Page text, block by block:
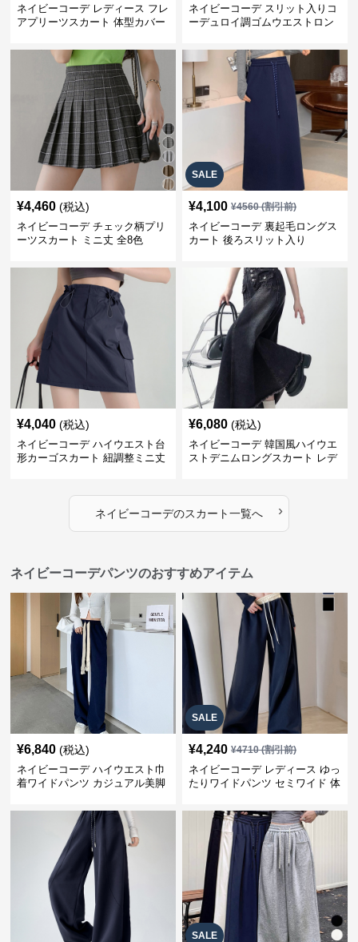
ネイビーコーデ レディース フレ
アプリーツスカート 体型カバー
ト
ネイビーコーデ スリット入りコ
ーデュロイ調ゴムウエストロン
¥4,460 (税込)
ネイビーコーデ チェック柄プリ
ーツスカート ミニ丈 全8色
SALE
¥4,100 ¥4560(割引前)
ネイビーコーデ 裏起毛ロングス
カート 後ろスリット入り
¥4,040 (税込)
ネイビーコーデ ハイウエスト台
形カーゴスカート 紐調整ミニ丈
¥6,080 (税込)
ネイビーコーデ 韓国風ハイウエ
ストデニムロングスカート レデ
ネイビーコーデのスカート一覧へ ›
ネイビーコーデパンツのおすすめアイテム
¥6,840 (税込)
ネイビーコーデ ハイウエスト巾
着ワイドパンツ カジュアル美脚
SALE
¥4,240 ¥4710(割引前)
ネイビーコーデ レディース ゆっ
たりワイドパンツ セミワイド 体
SALE